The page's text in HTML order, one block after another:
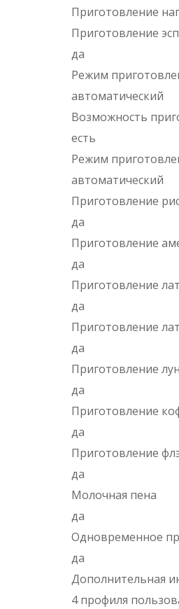
Приготовление
Приготовление
да
Режим
автоматический
Возможность
есть
Режим
автоматический
Приготовление
да
Приготовление
да
Приготовление
да
Приготовление
да
Приготовление
да
Приготовление
да
Приготовление
да
Молочная пена
да
Одновременное
да
Дополнительная
4 профиля